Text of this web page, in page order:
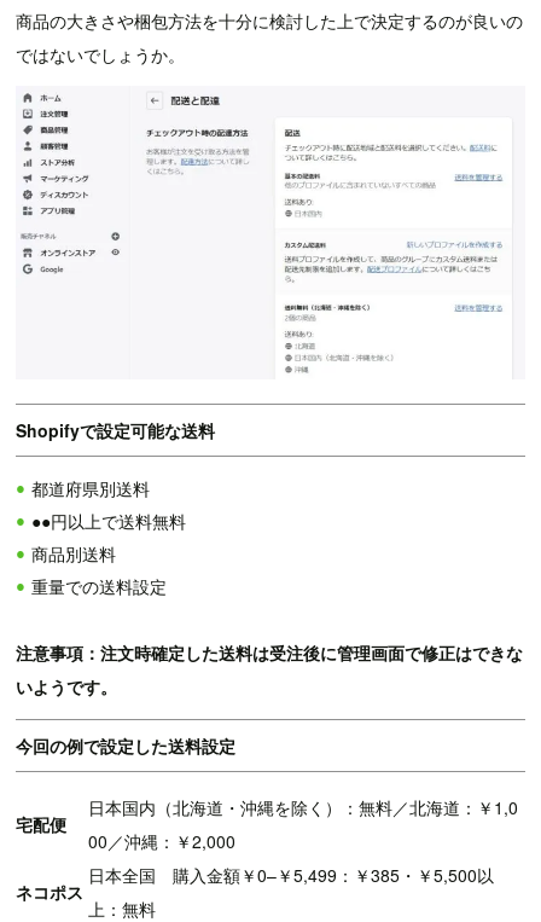
商品の大きさや梱包方法を十分に検討した上で決定するのが良いの
ではないでしょうか。
Shopifyで設定可能な送料
都道府県別送料
●●円以上で送料無料
商品別送料
重量での送料設定
注意事項：注文時確定した送料は受注後に管理画面で修正はできな
いようです。
今回の例で設定した送料設定
宅配便
日本国内（北海道・沖縄を除く）：無料／北海道：￥1,0
00／沖縄：￥2,000
ネコポス
日本全国 購入金額￥0–￥5,499：￥385・￥5,500以
上：無料